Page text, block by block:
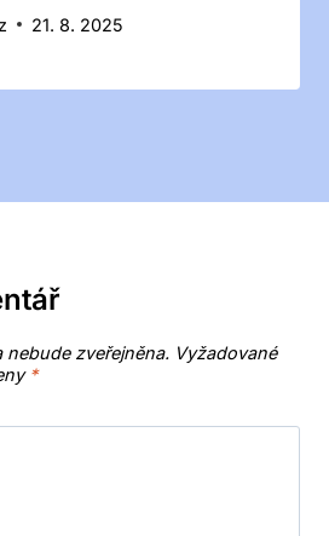
21. 8. 2025
nebude zveřejněna. Vyžadované
*